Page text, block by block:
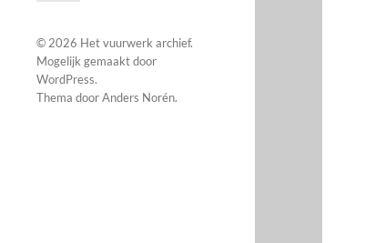
© 2026 Het vuurwerk archief.
Mogelijk gemaakt door
WordPress.
Thema doorAnders Norén.